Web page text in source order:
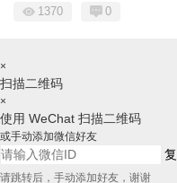
1370 0
×
扫描二维码
×
使用 WeChat 扫描二维码
或手动添加微信好友
请跳转后，手动添加好友，谢谢